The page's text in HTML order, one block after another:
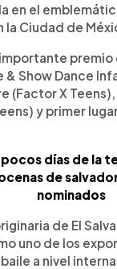
en el
la Ciudad de
& Show Dance
(Factor X
y primer
pocos días de la
de
nominados
de El
uno de los
a nivel